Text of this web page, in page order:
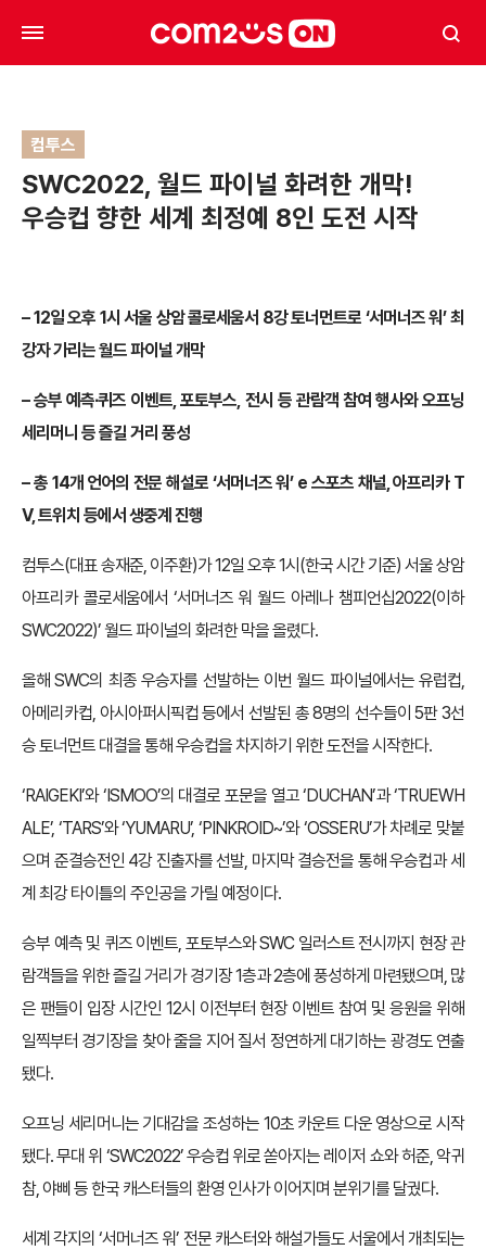
컴투스
SWC2022, 월드 파이널 화려한 개막!
우승컵 향한 세계 최정예 8인 도전 시작
– 12일 오후 1시 서울 상암 콜로세움서 8강 토너먼트로 ‘서머너즈 워’ 최
강자 가리는 월드 파이널 개막
– 승부 예측∙퀴즈 이벤트, 포토부스, 전시 등 관람객 참여 행사와 오프닝
세리머니 등 즐길 거리 풍성
– 총 14개 언어의 전문 해설로 ‘서머너즈 워’ e 스포츠 채널, 아프리카 T
V, 트위치 등에서 생중계 진행
컴투스(대표 송재준, 이주환)가 12일 오후 1시(한국 시간 기준) 서울 상암
아프리카 콜로세움에서 ‘서머너즈 워 월드 아레나 챔피언십2022(이하
SWC2022)’ 월드 파이널의 화려한 막을 올렸다.
올해 SWC의 최종 우승자를 선발하는 이번 월드 파이널에서는 유럽컵,
아메리카컵, 아시아퍼시픽컵 등에서 선발된 총 8명의 선수들이 5판 3선
승 토너먼트 대결을 통해 우승컵을 차지하기 위한 도전을 시작한다.
‘RAIGEKI’와 ‘ISMOO’의 대결로 포문을 열고 ‘DUCHAN’과 ‘TRUEWH
ALE’, ‘TARS’와 ‘YUMARU’, ‘PINKROID~’와 ‘OSSERU’가 차례로 맞붙
으며 준결승전인 4강 진출자를 선발, 마지막 결승전을 통해 우승컵과 세
계 최강 타이틀의 주인공을 가릴 예정이다.
승부 예측 및 퀴즈 이벤트, 포토부스와 SWC 일러스트 전시까지 현장 관
람객들을 위한 즐길 거리가 경기장 1층과 2층에 풍성하게 마련됐으며, 많
은 팬들이 입장 시간인 12시 이전부터 현장 이벤트 참여 및 응원을 위해
일찍부터 경기장을 찾아 줄을 지어 질서 정연하게 대기하는 광경도 연출
됐다.
오프닝 세리머니는 기대감을 조성하는 10초 카운트 다운 영상으로 시작
됐다. 무대 위 ‘SWC2022’ 우승컵 위로 쏟아지는 레이저 쇼와 허준, 악귀
참, 야삐 등 한국 캐스터들의 환영 인사가 이어지며 분위기를 달궜다.
세계 각지의 ‘서머너즈 워’ 전문 캐스터와 해설가들도 서울에서 개최되는